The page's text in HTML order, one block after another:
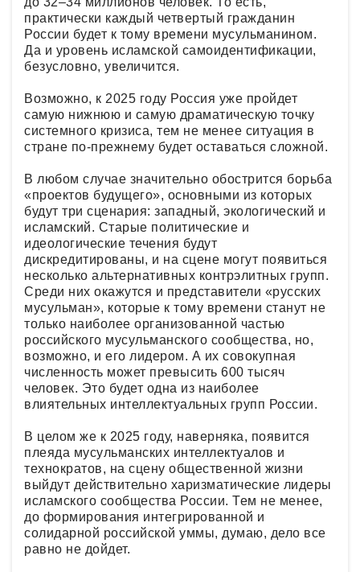
практически каждый четвертый гражданин
России будет к тому времени мусульманином.
Да и уровень исламской самоидентификации,
безусловно, увеличится.
Возможно, к 2025 году Россия уже пройдет
самую нижнюю и самую драматическую точку
системного кризиса, тем не менее ситуация в
стране по-прежнему будет оставаться сложной.
В любом случае значительно обострится борьба
«проектов будущего», основными из которых
будут три сценария: западный, экологический и
исламский. Старые политические и
идеологические течения будут
дискредитированы, и на сцене могут появиться
несколько альтернативных контрэлитных групп.
Среди них окажутся и представители «русских
мусульман», которые к тому времени станут не
только наиболее организованной частью
российского мусульманского сообщества, но,
возможно, и его лидером. А их совокупная
численность может превысить 600 тысяч
человек. Это будет одна из наиболее
влиятельных интеллектуальных групп России.
В целом же к 2025 году, наверняка, появится
плеяда мусульманских интеллектуалов и
технократов, на сцену общественной жизни
выйдут действительно харизматические лидеры
исламского сообщества России. Тем не менее,
до формирования интегрированной и
солидарной российской уммы, думаю, дело все
равно не дойдет.